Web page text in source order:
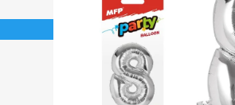
hvězdiček.